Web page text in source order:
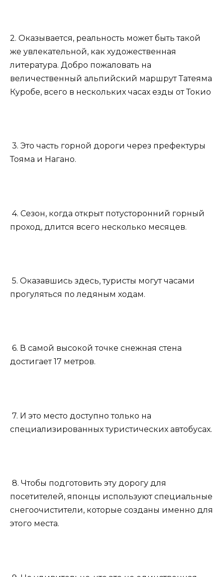
2. Оказывается, реальность может быть такой
же увлекательной, как художественная
литература. Добро пожаловать на
величественный альпийский маршрут Татеяма
Куробе, всего в нескольких часах езды от Токио
3. Это часть горной дороги через префектуры
Тояма и Нагано.
4. Сезон, когда открыт потусторонний горный
проход, длится всего несколько месяцев.
5. Оказавшись здесь, туристы могут часами
прогуляться по ледяным ходам.
6. В самой высокой точке снежная стена
достигает 17 метров.
7. И это место доступно только на
специализированных туристических автобусах.
8. Чтобы подготовить эту дорогу для
посетителей, японцы используют специальные
снегоочистители, которые созданы именно для
этого места.